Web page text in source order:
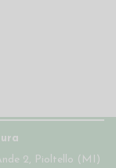
2, Pioltello (MI)